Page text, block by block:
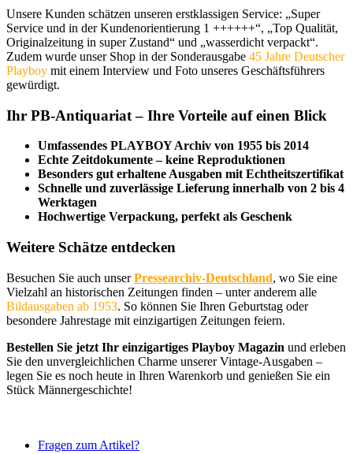
Unsere Kunden schätzen unseren erstklassigen Service: „Super
Service und in der Kundenorientierung 1 ++++++“, „Top Qualität,
Originalzeitung in super Zustand“ und „wasserdicht verpackt“.
Zudem wurde unser Shop in der Sonderausgabe 45 Jahre Deutscher
Playboy mit einem Interview und Foto unseres Geschäftsführers
gewürdigt.
Ihr PB-Antiquariat – Ihre Vorteile auf einen Blick
Umfassendes PLAYBOY Archiv von 1955 bis 2014
Echte Zeitdokumente – keine Reproduktionen
Besonders gut erhaltene Ausgaben mit Echtheitszertifikat
Schnelle und zuverlässige Lieferung innerhalb von 2 bis 4
Werktagen
Hochwertige Verpackung, perfekt als Geschenk
Weitere Schätze entdecken
Besuchen Sie auch unserPressearchiv-Deutschland, wo Sie eine
Vielzahl an historischen Zeitungen finden – unter anderem alle
Bildausgaben ab 1953. So können Sie Ihren Geburtstag oder
besondere Jahrestage mit einzigartigen Zeitungen feiern.
Bestellen Sie jetzt Ihr einzigartiges Playboy Magazin und erleben
Sie den unvergleichlichen Charme unserer Vintage-Ausgaben –
legen Sie es noch heute in Ihren Warenkorb und genießen Sie ein
Stück Männergeschichte!
Fragen zum Artikel?